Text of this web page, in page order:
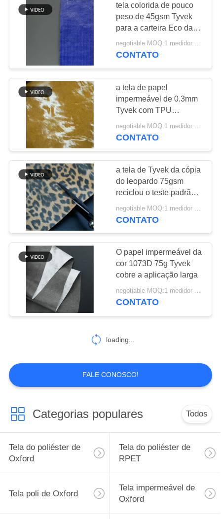
tela de nylon de
oxford
Tela encerada da
lona
10
Poliéster Mesh
Fabric
10
Tela do forro da
12
Trouxa impermeável
exterior
10
tela colorida de pouco
peso de 45gsm Tyvek
para a carteira Eco da
roupa amigável
negotiable MOQ:1 medidor quadrado para o estoque; 1000 medidores quadrados para a personalização
CONTATO
a tela de papel
impermeável de 0.3mm
Tyvek com TPU
reciclado revestiu
CONTATO
a tela de Tyvek da cópia
do leopardo 75gsm
reciclou o teste padrão
feito sob encomenda
impresso
negotiable MOQ:1 medidor quadrado para o estoque; 1000 medidores quadrados para a personalização
CONTATO
O papel impermeável da
cor 1073D 75g Tyvek
cobre a aplicação larga
negotiable MOQ:1 medidor quadrado para o estoque; 1000 medidores quadrados para a personalização
CONTATO
loading...
FALE CONOSCO!
Categorias populares Todos
Tela do poliéster de
Oxford
Tela do poliéster de
RPET
Tela poli de Oxford
Tela impermeável de
Oxford